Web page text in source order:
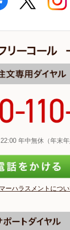
年中無休（年末年
ーハラスメントにつ